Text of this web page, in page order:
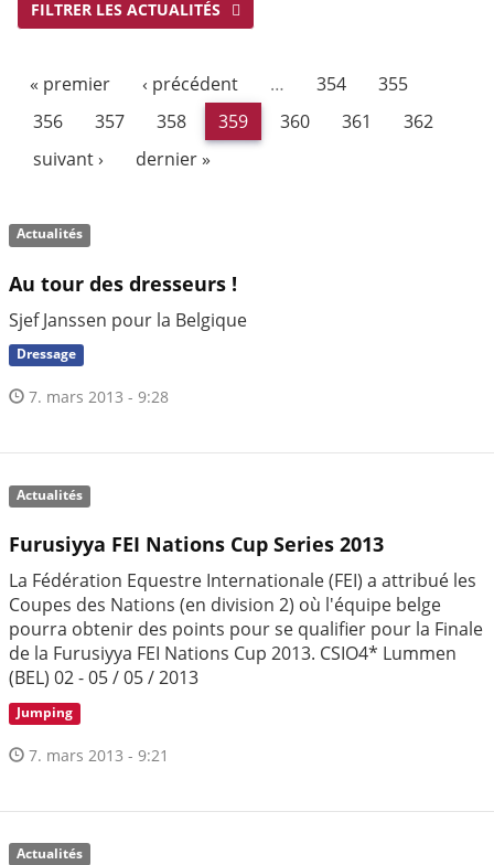
FILTRER LES ACTUALITÉS
« premier ‹ précédent … 354
355
356
357 358 359 360 361
362
suivant ›
dernier »
Actualités
Au tour des dresseurs !
Sjef Janssen pour la Belgique
Dressage
7. mars 2013 - 9:28
Actualités
Furusiyya FEI Nations Cup Series 2013
La Fédération Equestre Internationale (FEI) a attribué les
Coupes des Nations (en division 2) où l'équipe belge
pourra obtenir des points pour se qualifier pour la Finale
de la Furusiyya FEI Nations Cup 2013. CSIO4* Lummen
(BEL) 02 - 05 / 05 / 2013
Jumping
7. mars 2013 - 9:21
Actualités